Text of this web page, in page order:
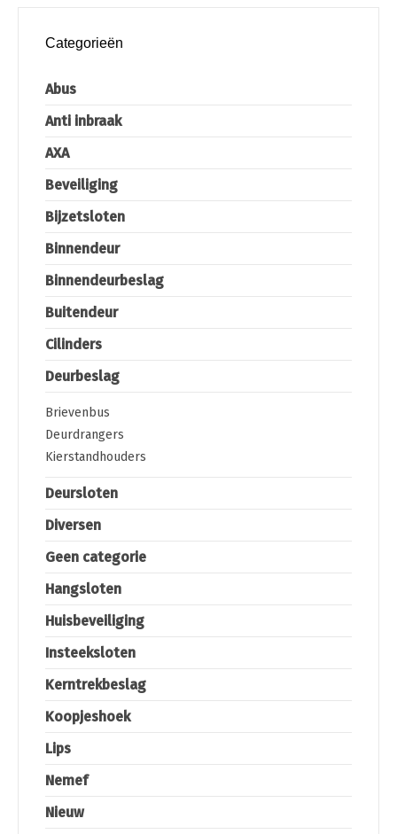
Categorieën
Abus
Anti inbraak
AXA
Beveiliging
Bijzetsloten
Binnendeur
Binnendeurbeslag
Buitendeur
Cilinders
Deurbeslag
Brievenbus
Deurdrangers
Kierstandhouders
Deursloten
Diversen
Geen categorie
Hangsloten
Huisbeveiliging
Insteeksloten
Kerntrekbeslag
Koopjeshoek
Lips
Nemef
Nieuw